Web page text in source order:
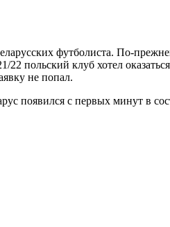
футболиста. По-
польский клуб хотел оказаться
не попал.
появился с первых минут в